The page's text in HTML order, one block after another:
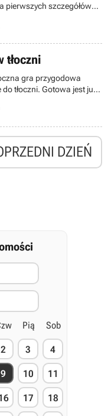
pierwszych szczegółów
Warlords IV: Heroes
latach ciszy wokół tej
tłoczni
gra przygodowa
do tłoczni. Gotowa jest już
instrukcja. Program
polskiej wersji językowej
DZIEŃ
Pią Sob
2 3 4
9 10 11
17 18